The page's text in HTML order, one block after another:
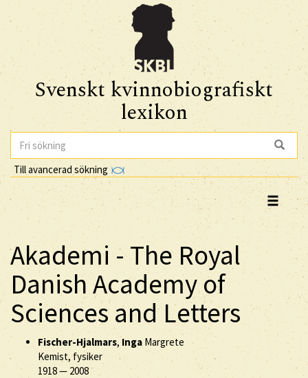
Svenskt kvinnobiografiskt
lexikon
Till avancerad sökning
Akademi - The Royal
Danish Academy of
Sciences and Letters
Fischer-Hjalmars, Inga Margrete
Kemist, fysiker
1918— 2008